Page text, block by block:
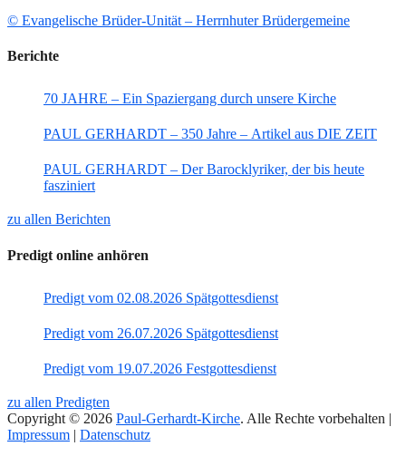
© Evangelische Brüder-Unität – Herrnhuter Brüdergemeine
Berichte
70 JAHRE – Ein Spaziergang durch unsere Kirche
PAUL GERHARDT – 350 Jahre – Artikel aus DIE ZEIT
PAUL GERHARDT – Der Barocklyriker, der bis heute
fasziniert
zu allen Berichten
Predigt online anhören
Predigt vom 02.08.2026 Spätgottesdienst
Predigt vom 26.07.2026 Spätgottesdienst
Predigt vom 19.07.2026 Festgottesdienst
zu allen Predigten
Copyright © 2026 Paul-Gerhardt-Kirche. Alle Rechte vorbehalten |
Impressum | Datenschutz